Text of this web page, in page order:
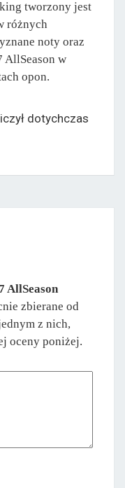
tworzony jest
różnych
noty oraz
AllSeason w
opon.
dotychczas
AllSeason
zbierane od
z nich,
oceny poniżej.